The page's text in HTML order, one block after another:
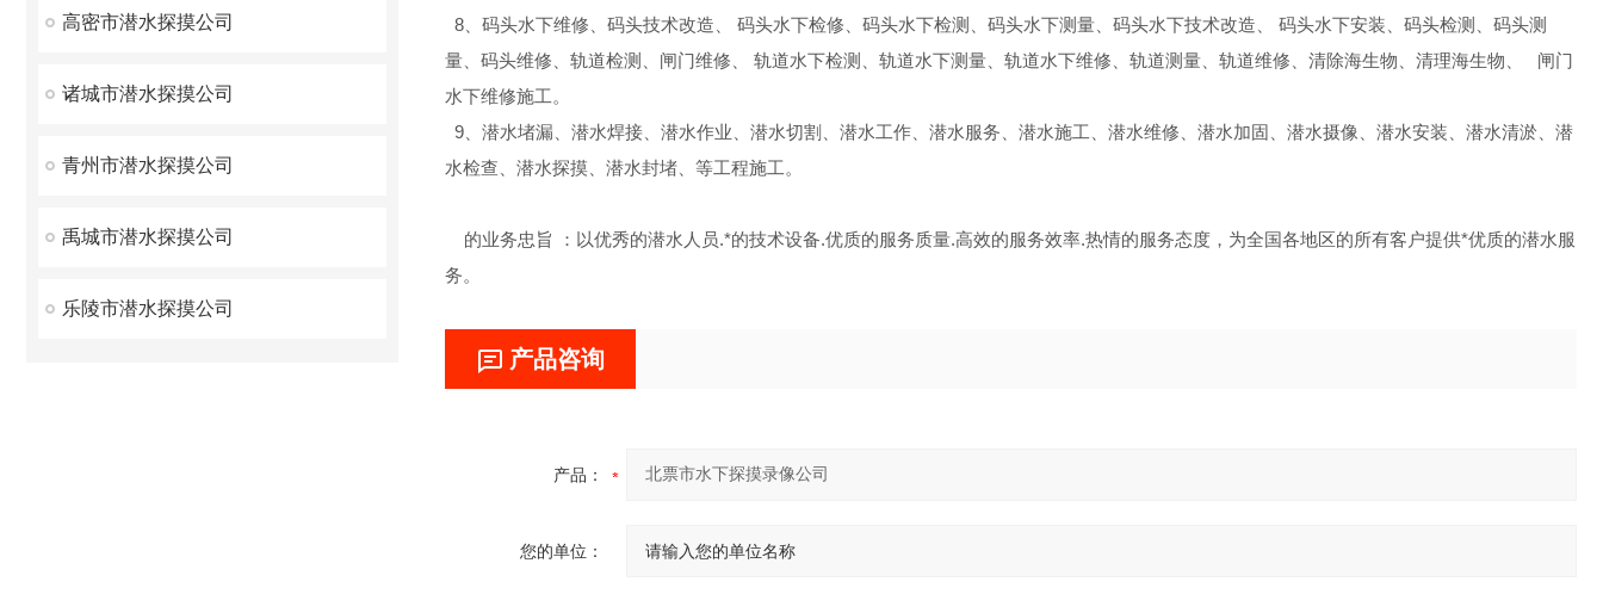
高密市潜水探摸公司
诸城市潜水探摸公司
青州市潜水探摸公司
禹城市潜水探摸公司
乐陵市潜水探摸公司
8、码头水下维修、码头技术改造、 码头水下检修、码头水下检测、码头水下测量、码头水下技术改造、 码头水下安装、码头检测、码头测
量、码头维修、轨道检测、闸门维修、 轨道水下检测、轨道水下测量、轨道水下维修、轨道测量、轨道维修、清除海生物、清理海生物、 闸门
水下维修施工。
9、潜水堵漏、潜水焊接、潜水作业、潜水切割、潜水工作、潜水服务、潜水施工、潜水维修、潜水加固、潜水摄像、潜水安装、潜水清淤、潜
水检查、潜水探摸、潜水封堵、等工程施工。
的业务忠旨 ：以优秀的潜水人员.*的技术设备.优质的服务质量.高效的服务效率.热情的服务态度，为全国各地区的所有客户提供*优质的潜水服
务。
产品咨询
产品：
您的单位：